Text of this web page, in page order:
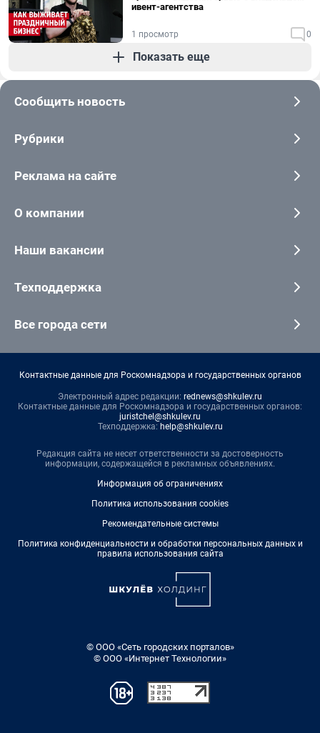
ивент-агентства
1 просмотр 0
Показать еще
Сообщить новость
Рубрики
Реклама на сайте
О компании
Наши вакансии
Техподдержка
Все города сети
Контактные данные для Роскомнадзора и государственных органов
Электронный адрес редакции: rednews@shkulev.ru
Контактные данные для Роскомнадзора и государственных органов:
juristchel@shkulev.ru
Техподдержка: help@shkulev.ru
Редакция сайта не несет ответственности за достоверность
информации, содержащейся в рекламных объявлениях.
Информация об ограничениях
Политика использования cookies
Рекомендательные системы
Политика конфиденциальности и обработки персональных данных и
правила использования сайта
© ООО «Сеть городских порталов»
© ООО «Интернет Технологии»